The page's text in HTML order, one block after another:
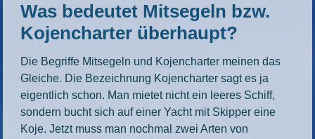
Was bedeutet Mitsegeln bzw.
Kojencharter überhaupt?
Die Begriffe Mitsegeln und Kojencharter meinen das
Gleiche. Die Bezeichnung Kojencharter sagt es ja
eigentlich schon. Man mietet nicht ein leeres Schiff,
sondern bucht sich auf einer Yacht mit Skipper eine
Koje. Jetzt muss man nochmal zwei Arten von